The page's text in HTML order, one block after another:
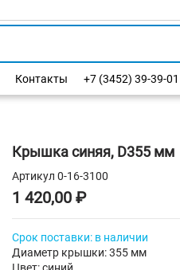
Контакты +7 (3452) 39-39-01
Крышка синяя, D355 мм
Артикул 0-16-3100
1 420,00 ₽
Срок поставки: в наличии
Диаметр крышки: 355 мм